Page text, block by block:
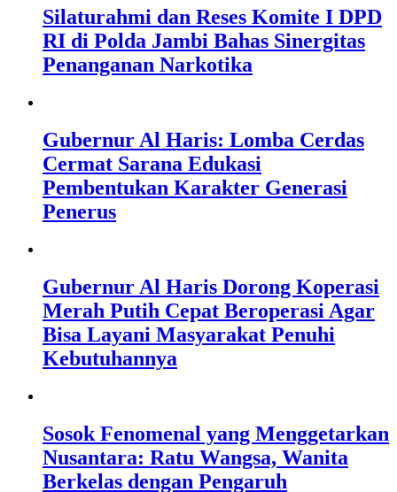
Silaturahmi dan Reses Komite I DPD
RI di Polda Jambi Bahas Sinergitas
Penanganan Narkotika
Gubernur Al Haris: Lomba Cerdas
Cermat Sarana Edukasi
Pembentukan Karakter Generasi
Penerus
Gubernur Al Haris Dorong Koperasi
Merah Putih Cepat Beroperasi Agar
Bisa Layani Masyarakat Penuhi
Kebutuhannya
Sosok Fenomenal yang Menggetarkan
Nusantara: Ratu Wangsa, Wanita
Berkelas dengan Pengaruh